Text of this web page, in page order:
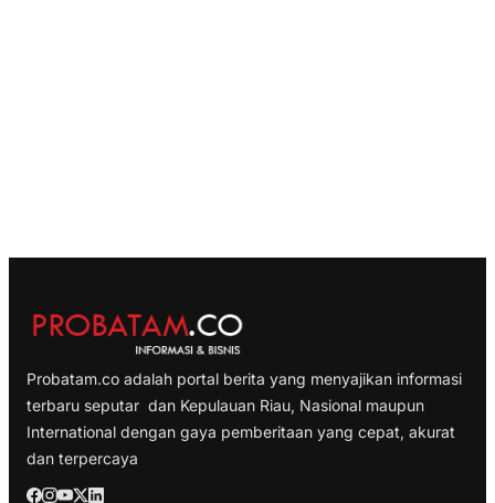
Probatam.co adalah portal berita yang menyajikan informasi
terbaru seputar dan Kepulauan Riau, Nasional maupun
International dengan gaya pemberitaan yang cepat, akurat
dan terpercaya